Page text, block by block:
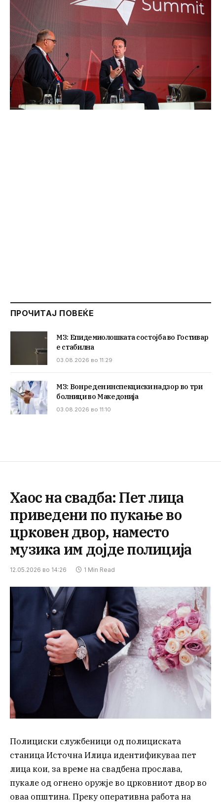
ПРОЧИТАЈ ПОВЕЌЕ
МЗ: Епидемиолошката состојба во Гостивар
е стабилна
03.08.2026 во 11:29
МЗ: Вонреден инспекциски надзор во три
болници во Македонија
03.08.2026 во 11:10
Хаос на свадба: Пет лица
приведени по пукање во
црковен двор, наместо
музика им дојде полиција
12.05.2026 во 14:26 1 Min Read
Полициски службеници од полициската
станица Источна Илиџа идентификуваа пет
лица кои, за време на свадбена прослава,
пукале од огнено оружје во црковниот двор во
оваа општина. Преку оперативна работа на